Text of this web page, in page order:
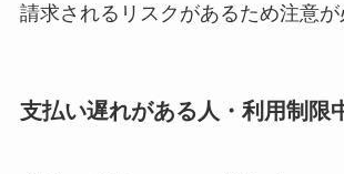
請求されるリスクがあるため注意が
支払い遅れがある人・利用制限